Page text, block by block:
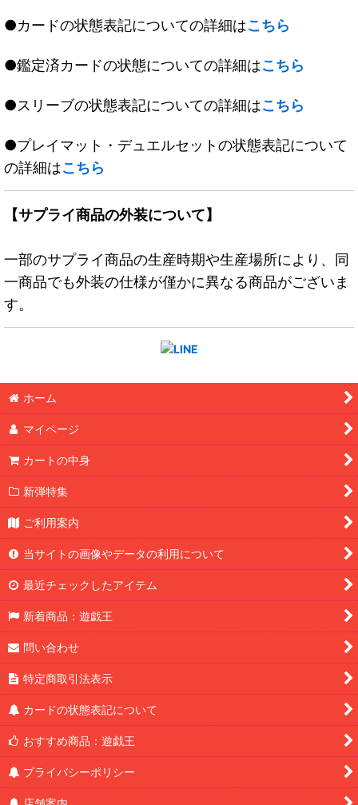
●カードの状態表記についての詳細はこちら
●鑑定済カードの状態についての詳細はこちら
●スリーブの状態表記についての詳細はこちら
●プレイマット・デュエルセットの状態表記について
の詳細はこちら
【サプライ商品の外装について】
一部のサプライ商品の生産時期や生産場所により、同
一商品でも外装の仕様が僅かに異なる商品がございま
す。
ホーム
マイページ
カートの中身
新弾特集
ご利用案内
当サイトの画像やデータの利用について
最近チェックしたアイテム
新着商品：遊戯王
問い合わせ
特定商取引法表示
カードの状態表記について
おすすめ商品：遊戯王
プライバシーポリシー